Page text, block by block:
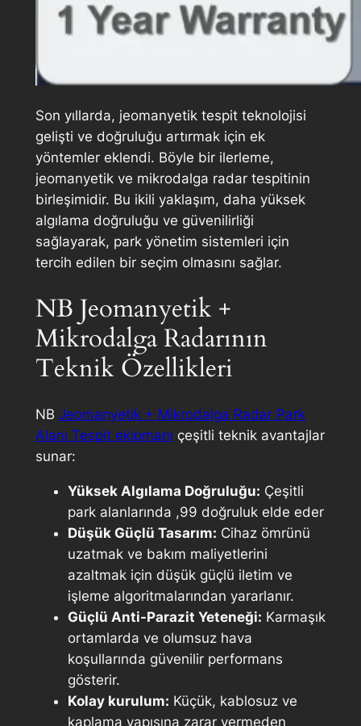
Son yıllarda, jeomanyetik tespit teknolojisi
gelişti ve doğruluğu artırmak için ek
yöntemler eklendi. Böyle bir ilerleme,
jeomanyetik ve mikrodalga radar tespitinin
birleşimidir. Bu ikili yaklaşım, daha yüksek
algılama doğruluğu ve güvenilirliği
sağlayarak, park yönetim sistemleri için
tercih edilen bir seçim olmasını sağlar.
NB Jeomanyetik +
Mikrodalga Radarının
Teknik Özellikleri
NB Jeomanyetik + Mikrodalga Radar Park
Alanı Tespit ekipmanı çeşitli teknik avantajlar
sunar:
Yüksek Algılama Doğruluğu: Çeşitli
park alanlarında ,99 doğruluk elde eder
Düşük Güçlü Tasarım: Cihaz ömrünü
uzatmak ve bakım maliyetlerini
azaltmak için düşük güçlü iletim ve
işleme algoritmalarından yararlanır.
Güçlü Anti-Parazit Yeteneği: Karmaşık
ortamlarda ve olumsuz hava
koşullarında güvenilir performans
gösterir.
Kolay kurulum: Küçük, kablosuz ve
kaplama yapısına zarar vermeden